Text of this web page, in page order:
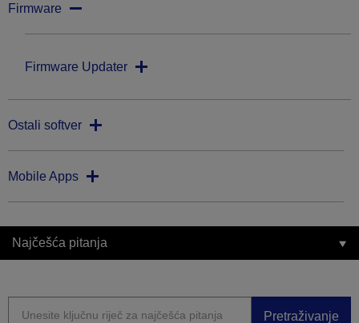
Firmware
Firmware Updater
Ostali softver
Mobile Apps
Najčešća pitanja
Pretraživanje